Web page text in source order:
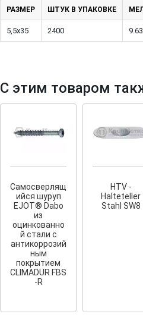
Крепление террас и
У нас появилсяскрытый
крепеж для деревянных
РАЗМЕР ШТУК В УПАКОВКЕ
5,5x35 2400 9.63
С этим товаром
Самосверлящ
ийся шуруп
EJOT® Dabo
из
оцинкованно
й стали с
антикоррозий
ным
покрытием
CLIMADUR FBS
-R
HTV -
Halteteller
Stahl SW8